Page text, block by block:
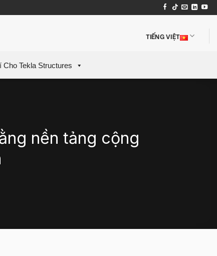
TIẾNG VIỆT
Cho Tekla Structures
nền tảng cộng